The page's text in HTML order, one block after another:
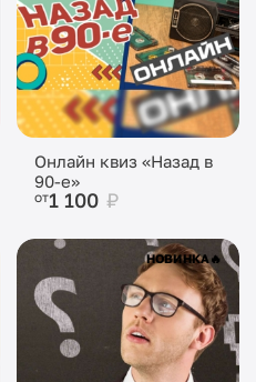
Онлайн квиз «Назад в
90-е»
от1 100 ₽
НОВИНКА 🔥